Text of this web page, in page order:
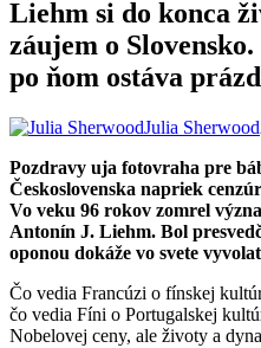
Liehm si do konca
záujem o
po ňom ostáva
Julia Sherwood
Pozdravy uja fotovraha pre
Československa napriek
Vo veku 96 rokov zomrel
Antonín J. Liehm. Bol
oponou dokáže vo svete
Čo vedia Francúzi o fínskej
čo vedia Fíni o Portugalskej
Nobelovej ceny, ale životy a